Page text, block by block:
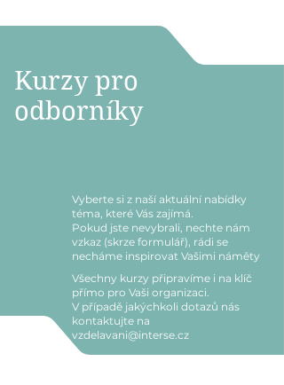
Kurzy pro
odborníky
Vyberte si z naší aktuální nabídky
téma, které Vás zajímá.
Pokud jste nevybrali, nechte nám
vzkaz (skrze formulář), rádi se
necháme inspirovat Vašimi náměty
Všechny kurzy připravíme i na klíč
přímo pro Vaši organizaci.
V případě jakýchkoli dotazů nás
kontaktujte na
vzdelavani@interse.cz